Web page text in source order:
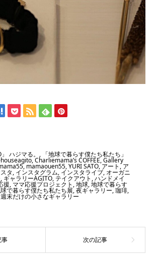
ハジマる。 , 「地球で暮らす僕たち私たち」
,Charliemama’s COFFEE,Gallery
, mamaouen55,YURI SATO,アート ,ア
タ, インスタグラム, インスタライブ, オーガニ
, ギャラリーAGITO,テイクアウト ,ハンドメイ
援,ママ応援プロジェクト ,地球,地球で暮らす
で暮らす僕たち私たち展,夜ギャラリー,珈琲,
週末だけの小さなギャラリー